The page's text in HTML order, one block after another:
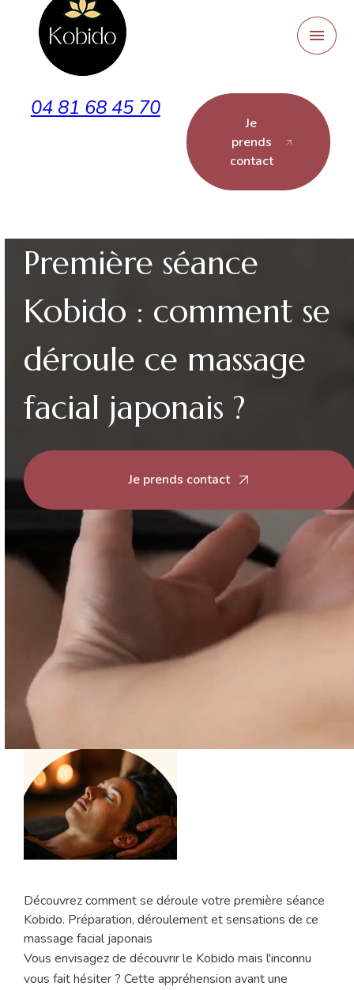
menu
04 81 68 45 70
Je
prends
contact
Première séance
Kobido : comment se
déroule ce massage
facial japonais ?
Je prends contact
Vous êtes ici : Accueil>Actualités> Première séance
Kobido : comment se déroule ce massage facial
japonais ?
19 novembre 2025
Découvrez comment se déroule votre première séance
Kobido. Préparation, déroulement et sensations de ce
massage facial japonais
Vous envisagez de découvrir le Kobido mais l'inconnu
vous fait hésiter ? Cette appréhension avant une
Panneau de gestion des cookies